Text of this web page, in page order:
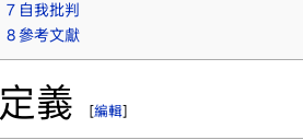
7 自我批判
8 參考文獻
定義 [編輯]